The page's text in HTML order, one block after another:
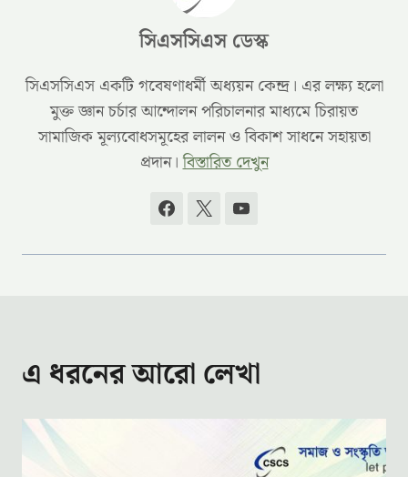
সিএসসিএস ডেস্ক
সিএসসিএস একটি গবেষণাধর্মী অধ্যয়ন কেন্দ্র। এর লক্ষ্য হলো
মুক্ত জ্ঞান চর্চার আন্দোলন পরিচালনার মাধ্যমে চিরায়ত
সামাজিক মূল্যবোধসমূহের লালন ও বিকাশ সাধনে সহায়তা
প্রদান।বিস্তারিত দেখুন
এ ধরনের আরো লেখা